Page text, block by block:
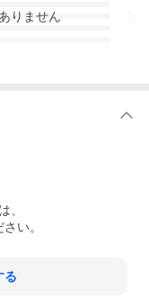
りません
、
い。
る